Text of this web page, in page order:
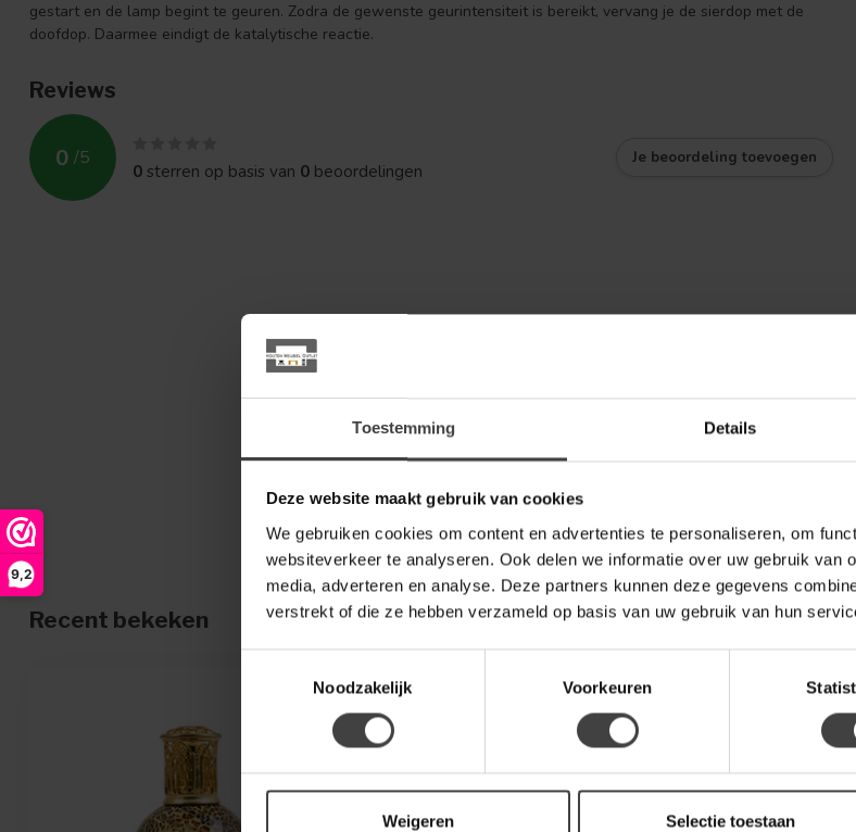
Toestemming Details
Deze website maakt gebruik van cookies
We gebruiken cookies om content en advertenties te personaliseren, om
websiteverkeer te analyseren. Ook delen we informatie over uw gebruik van
media, adverteren en analyse. Deze partners kunnen deze gegevens
verstrekt of die ze hebben verzameld op basis van uw gebruik van hun
Noodzakelijk
Voorkeuren
Weigeren Selectie toestaan
9,2
gestart en de lamp begint te geuren. Zodra de gewenste geurintensiteit is bereikt, vervang je de sierdop met de
doofdop. Daarmee eindigt de katalytische reactie.
Reviews
0 /5
0sterren op basis van 0 beoordelingen
Je beoordeling toevoegen
Recent bekeken